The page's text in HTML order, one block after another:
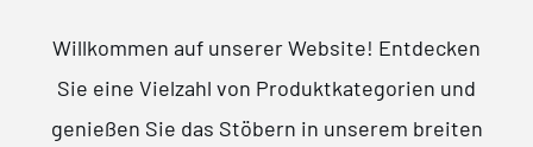
Willkommen auf unserer Website! Entdecken
Sie eine Vielzahl von Produktkategorien und
genießen Sie das Stöbern in unserem breiten